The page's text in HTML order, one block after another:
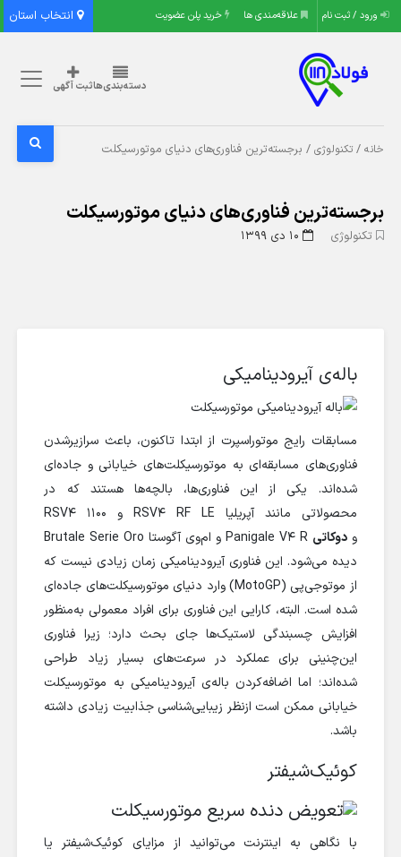
انتخاب استان ورود / ثبت نام علاقه‌مندی ها خرید پلن عضویت
دسته‌بندی‌هاثبت آگهی
خانه /تکنولوژی / برجسته‌ترین فناوری‌های دنیای موتورسیکلت
برجسته‌ترین فناوری‌های دنیای موتورسیکلت
تکنولوژی
باله‌ی آیرودینامیکی
مسابقات رایج موتوراسپرت از ابتدا تاکنون، باعث سرازیرشدن
فناوری‌های مسابقه‌ای به موتورسیکلت‌های خیابانی و جاده‌ای
شده‌اند. یکی از این فناوری‌ها، بالچه‌ها هستند که در
محصولاتی مانند آپریلیا RSV4 RF LE و RSV4 1100
ودوکاتی
Panigale V4 R و ام‌وی آگوستا Brutale Serie Oro
دیده می‌شود. این فناوری آیرودینامیکی زمان زیادی نیست که
از موتوجی‌پی (MotoGP) وارد دنیای موتورسیکلت‌های جاده‌ای
شده است. البته، کارایی این فناوری برای افراد معمولی به‌منظور
افزایش چسبندگی لاستیک‌ها جای بحث دارد؛ زیرا فناوری
این‌چنینی برای عملکرد در سرعت‌های بسیار زیاد طراحی
شده‌اند؛ اما اضافه‌کردن باله‌ی آیرودینامیکی به موتورسیکلت
خیابانی ممکن است ازنظر زیبایی‌شناسی جذابیت زیادی داشته
باشد.
کوئیک‌شیفتر
با نگاهی به اینترنت می‌توانید از مزایای کوئیک‌شیفتر یا